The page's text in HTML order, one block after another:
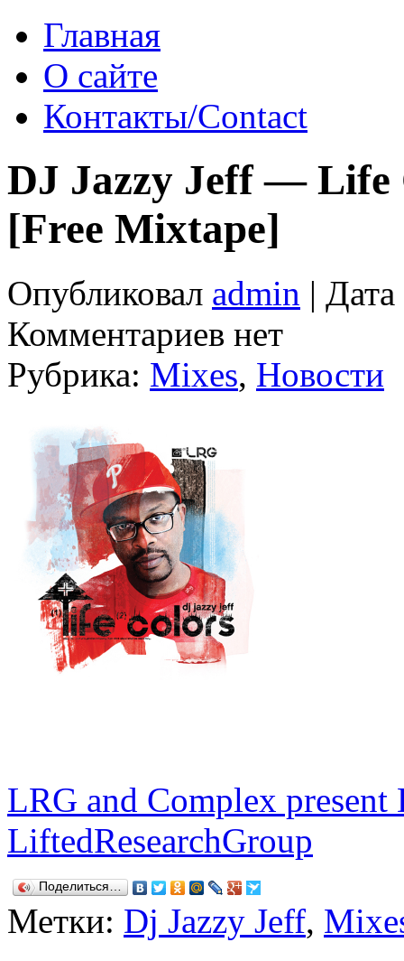
Главная
О сайте
Контакты/Contact
DJ Jazzy Jeff — Life
[Free Mixtape]
Опубликовал admin |
Комментариев нет
Рубрика: Mixes, Новости
LRG and Complex
LiftedResearchGroup
Поделиться…
Метки: Dj Jazzy Jeff,